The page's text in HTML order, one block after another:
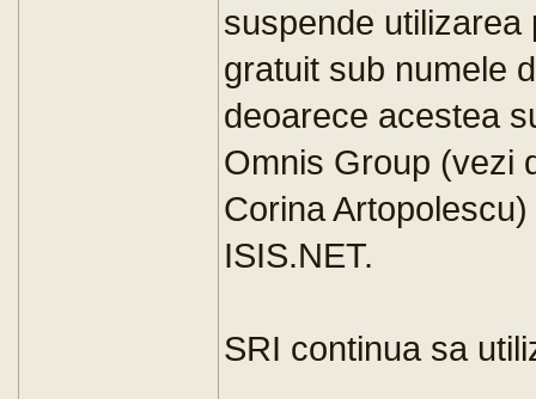
suspende
gratuit sub numele
deoarece acestea
Omnis Group (vezi
Corina
ISIS.NET.
SRI continua sa